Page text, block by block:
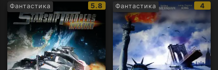
Фантастика
IMDb
рейтинг:
5.8 Фантастика 4